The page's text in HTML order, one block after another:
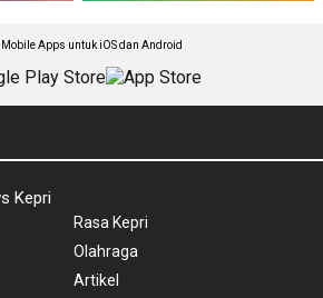
Apps untuk iOS dan Android
Kepri
Rasa Kepri
Olahraga
Artikel